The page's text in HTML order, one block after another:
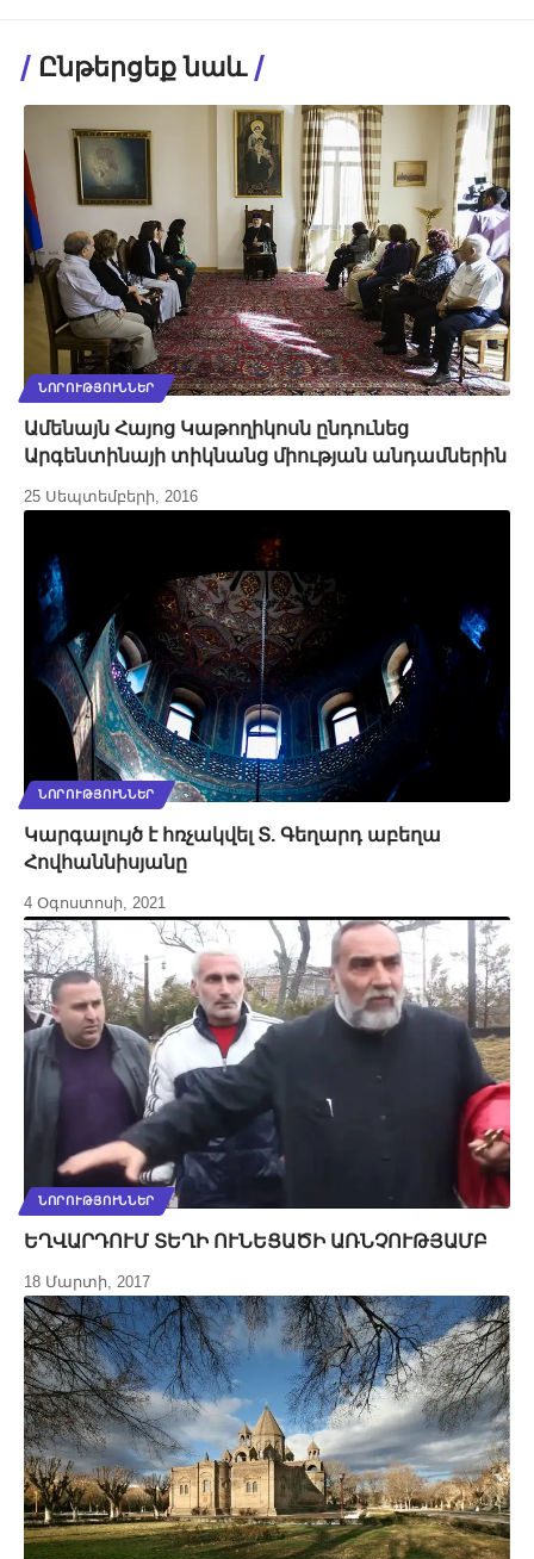
Ընթերցեք նաև
ՆՈՐՈՒԹՅՈՒՆՆԵՐ
Ամենայն Հայոց Կաթողիկոսն ընդունեց
Արգենտինայի տիկնանց միության անդամներին
25 Սեպտեմբերի, 2016
ՆՈՐՈՒԹՅՈՒՆՆԵՐ
Կարգալույծ է հռչակվել Տ. Գեղարդ աբեղա
Հովհաննիսյանը
4 Օգոստոսի, 2021
ՆՈՐՈՒԹՅՈՒՆՆԵՐ
ԵՂՎԱՐԴՈՒՄ ՏԵՂԻ ՈՒՆԵՑԱԾԻ ԱՌՆՉՈՒԹՅԱՄԲ
18 Մարտի, 2017